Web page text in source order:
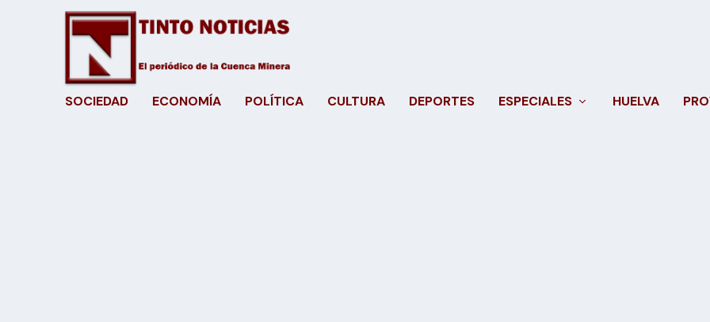
SOCIEDAD ECONOMÍA POLÍTICA CULTURA DEPORTES ESPECIALES HUELVA